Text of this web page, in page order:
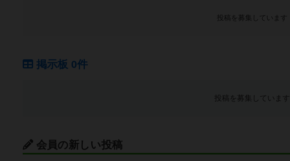
投稿を募集しています
掲示板 0件
投稿を募集しています
会員の新しい投稿